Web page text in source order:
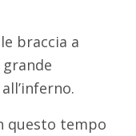
braccia a
questo tempo